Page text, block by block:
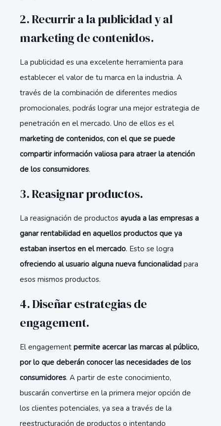
2. Recurrir a la publicidad y al
marketing de contenidos.
La publicidad es una excelente herramienta para
establecer el valor de tu marca en la industria. A
través de la combinación de diferentes medios
promocionales, podrás lograr una mejor estrategia de
penetración en el mercado. Uno de ellos es el
marketing de contenidos, con el que se puede
compartir información valiosa para atraer la atención
de los consumidores.
3. Reasignar productos.
La reasignación de productos ayuda a las empresas a
ganar rentabilidad en aquellos productos que ya
estaban insertos en el mercado. Esto se logra
ofreciendo al usuario alguna nueva funcionalidad para
esos mismos productos.
4. Diseñar estrategias de
engagement.
El engagement permite acercar las marcas al público,
por lo que deberán conocer las necesidades de los
consumidores. A partir de este conocimiento,
buscarán convertirse en la primera mejor opción de
los clientes potenciales, ya sea a través de la
reestructuración de productos o intentando